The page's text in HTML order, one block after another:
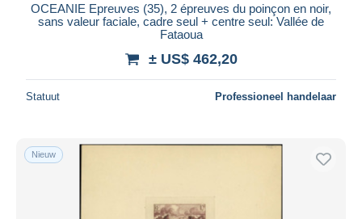
OCEANIE Epreuves (35), 2 épreuves du poinçon en noir,
sans valeur faciale, cadre seul + centre seul: Vallée de
Fataoua
± US$ 462,20
Statuut Professioneel handelaar
Nieuw